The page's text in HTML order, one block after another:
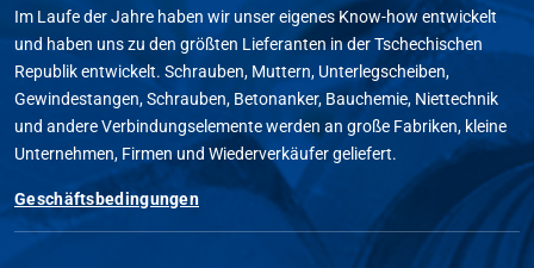
Im Laufe der Jahre haben wir unser eigenes Know-how entwickelt
und haben uns zu den größten Lieferanten in der Tschechischen
Republik entwickelt. Schrauben, Muttern, Unterlegscheiben,
Gewindestangen, Schrauben, Betonanker, Bauchemie, Niettechnik
und andere Verbindungselemente werden an große Fabriken, kleine
Unternehmen, Firmen und Wiederverkäufer geliefert.
Geschäftsbedingungen